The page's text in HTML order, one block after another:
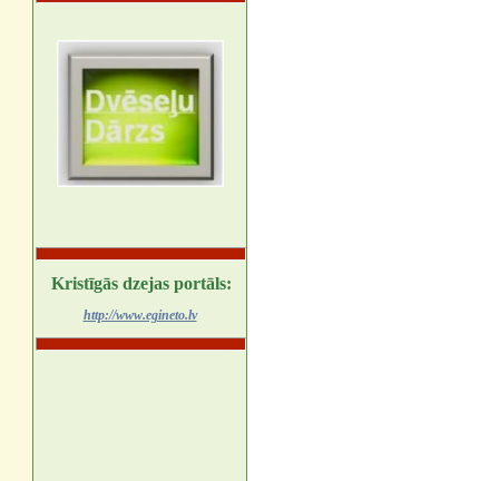
Kristīgās dzejas portāls:
http://www.egineto.lv